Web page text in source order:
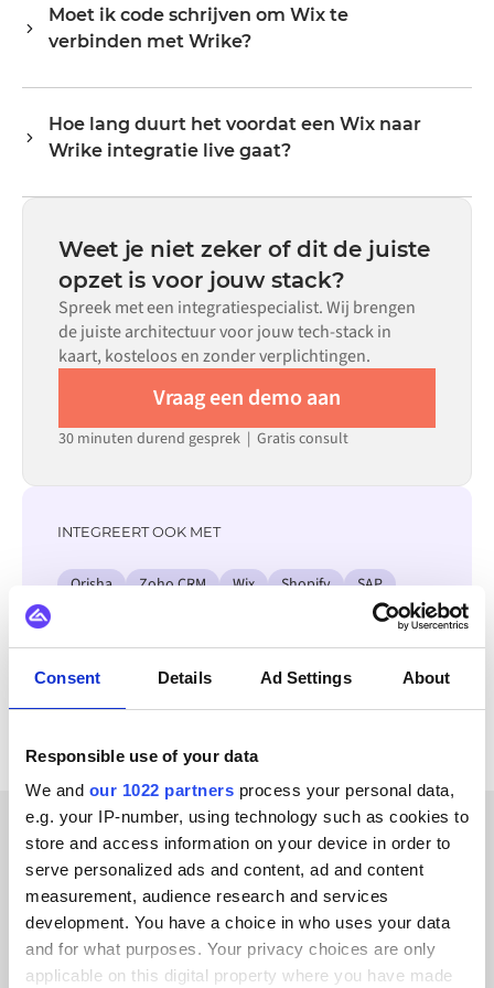
Consent Details Ad Settings About
Responsible use of your data
We and our 1022 partners process your personal data,
e.g. your IP-number, using technology such as cookies to
store and access information on your device in order to
serve personalized ads and content, ad and content
measurement, audience research and services
development. You have a choice in who uses your data
and for what purposes. Your privacy choices are only
applicable on this digital property where you have made
Veelvoorkomende flows omvatten records zoals
bestellingen, producten, klanten, voorraadniveaus,
Alumio handelt alle veldmapping af, zodat data aankomt
in het formaat dat elk systeem verwacht.
Moet ik code schrijven om Wix te
verbinden met Wrike?
marketplace bestaan, configureer je de integratie via een
visuele interface zonder aangepaste code te schrijven,
Aangepaste code is beschikbaar voor situaties waarin
Hoe lang duurt het voordat een Wix naar
Wrike integratie live gaat?
maanden live, afhankelijk van de complexiteit van de
datamapping, het aantal vereiste flows en je interne
beoordelingsproces. Voor veel systemen zijn er kant-en-
klare connectoren beschikbaar in de Alumio
marketplace, wat de insteltijd aanzienlijk verkort.
Weet je niet zeker of dit de juiste
opzet is voor jouw stack?
Spreek met een integratiespecialist. Wij brengen
de juiste architectuur voor jouw tech-stack in
kaart, kosteloos en zonder verplichtingen.
Vraag een demo aan
30 minuten durend gesprek | Gratis consult
INTEGREERT OOK MET
Orisha Zoho CRM Wix Shopify
SAP
Bekijk alle Wrike integraties
KLANTVERHALEN
Lees de ervaringen van onze
tevreden klanten